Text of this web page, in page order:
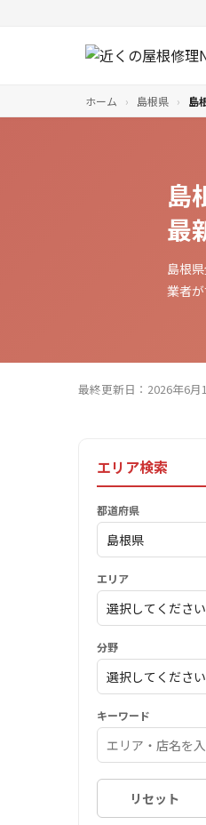
ホーム › 島根県 › 島
島
最
島根
業者が
最終更新日：2026年6月
エリア検索
都道府県
エリア
分野
キーワード
リセット